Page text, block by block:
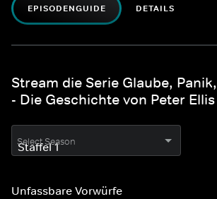
EPISODENGUIDE DETAILS
Stream die Serie Glaube,
- Die Geschichte von Peter Ellis
Select Season
Unfassbare Vorwürfe